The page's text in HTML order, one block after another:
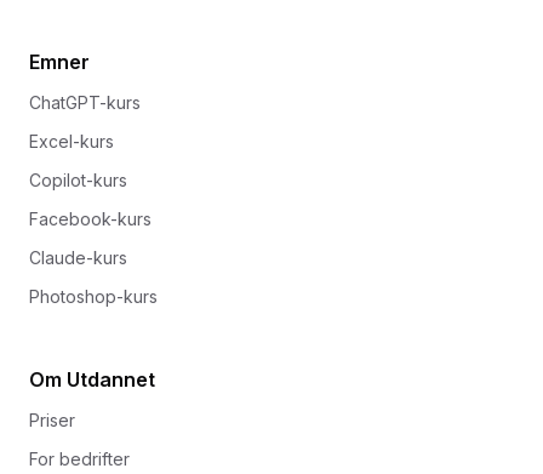
Emner
ChatGPT-kurs
Excel-kurs
Copilot-kurs
Facebook-kurs
Claude-kurs
Photoshop-kurs
Om Utdannet
Priser
For bedrifter